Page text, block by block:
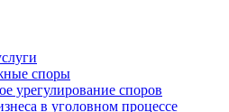
споры
урегулирование споров
в уголовном процессе